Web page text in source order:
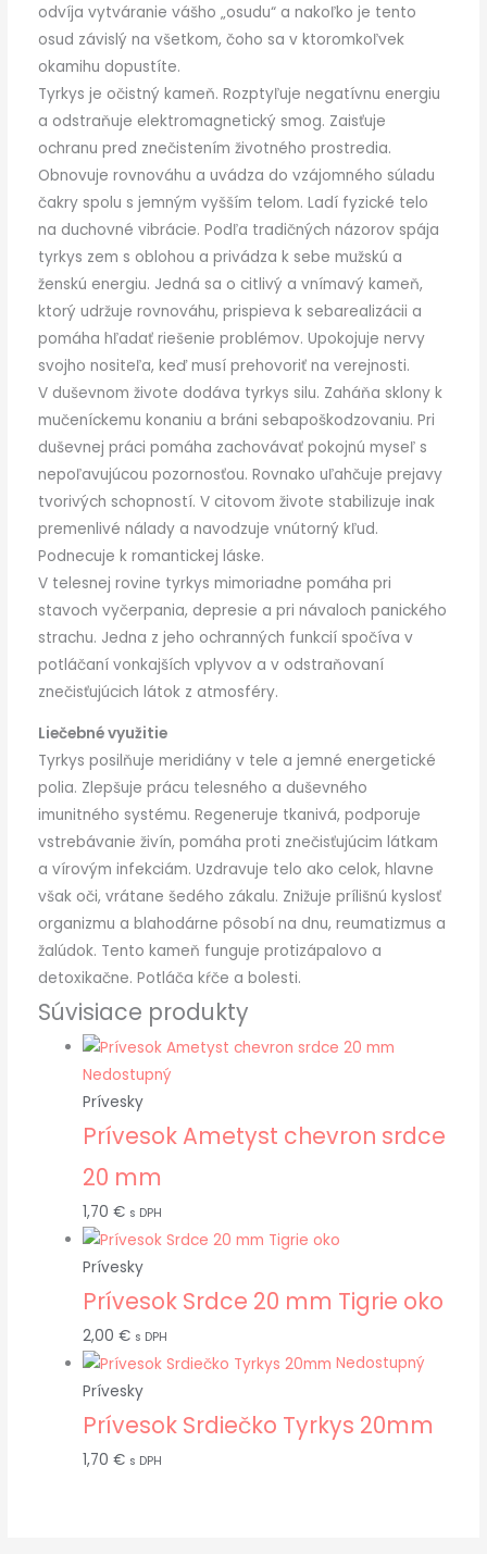
odvíja vytváranie vášho „osudu“ a nakoľko je tento
osud závislý na všetkom, čoho sa v ktoromkoľvek
okamihu dopustíte.
Tyrkys je očistný kameň. Rozptyľuje negatívnu energiu
a odstraňuje elektromagnetický smog. Zaisťuje
ochranu pred znečistením životného prostredia.
Obnovuje rovnováhu a uvádza do vzájomného súladu
čakry spolu s jemným vyšším telom. Ladí fyzické telo
na duchovné vibrácie. Podľa tradičných názorov spája
tyrkys zem s oblohou a privádza k sebe mužskú a
ženskú energiu. Jedná sa o citlivý a vnímavý kameň,
ktorý udržuje rovnováhu, prispieva k sebarealizácii a
pomáha hľadať riešenie problémov. Upokojuje nervy
svojho nositeľa, keď musí prehovoriť na verejnosti.
V duševnom živote dodáva tyrkys silu. Zaháňa sklony k
mučeníckemu konaniu a bráni sebapoškodzovaniu. Pri
duševnej práci pomáha zachovávať pokojnú myseľ s
nepoľavujúcou pozornosťou. Rovnako uľahčuje prejavy
tvorivých schopností. V citovom živote stabilizuje inak
premenlivé nálady a navodzuje vnútorný kľud.
Podnecuje k romantickej láske.
V telesnej rovine tyrkys mimoriadne pomáha pri
stavoch vyčerpania, depresie a pri návaloch panického
strachu. Jedna z jeho ochranných funkcií spočíva v
potláčaní vonkajších vplyvov a v odstraňovaní
znečisťujúcich látok z atmosféry.
Liečebné využitie
Tyrkys posilňuje meridiány v tele a jemné energetické
polia. Zlepšuje prácu telesného a duševného
imunitného systému. Regeneruje tkanivá, podporuje
vstrebávanie živín, pomáha proti znečisťujúcim látkam
a vírovým infekciám. Uzdravuje telo ako celok, hlavne
však oči, vrátane šedého zákalu. Znižuje prílišnú kyslosť
organizmu a blahodárne pôsobí na dnu, reumatizmus a
žalúdok. Tento kameň funguje protizápalovo a
detoxikačne. Potláča kŕče a bolesti.
Súvisiace produkty
Nedostupný
Prívesky
Prívesok Ametyst chevron srdce
20 mm
1,70 € s DPH
Prívesky
Prívesok Srdce 20 mm Tigrie oko
2,00 € s DPH
Nedostupný
Prívesky
Prívesok Srdiečko Tyrkys 20mm
1,70 € s DPH